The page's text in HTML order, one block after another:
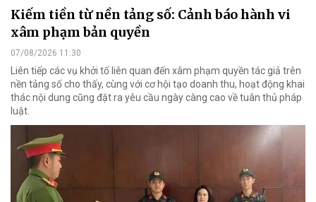
Kiếm tiền từ nền tảng số: Cảnh báo hành vi
xâm phạm bản quyền
07/08/2026 11:30
Liên tiếp các vụ khởi tố liên quan đến xâm phạm quyền tác giả trên
nền tảng số cho thấy, cùng với cơ hội tạo doanh thu, hoạt động khai
thác nội dung cũng đặt ra yêu cầu ngày càng cao về tuân thủ pháp
luật.